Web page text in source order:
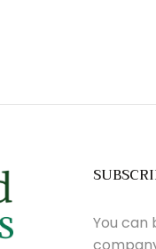
You can